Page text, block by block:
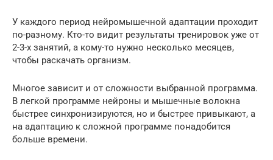
У каждого период нейромышечной адаптации проходит
по-разному. Кто-то видит результаты тренировок уже от
2-3-х занятий, а кому-то нужно несколько месяцев,
чтобы раскачать организм.
Многое зависит и от сложности выбранной программа.
В легкой программе нейроны и мышечные волокна
быстрее синхронизируются, но и быстрее привыкают, а
на адаптацию к сложной программе понадобится
больше времени.